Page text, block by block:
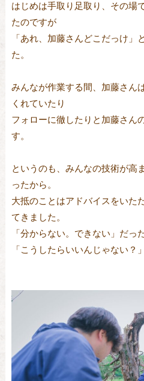
はじめは手取り足取り、その場
たのですが
「あれ、加藤さんどこだっけ」
た。
みんなが作業する間、加藤さん
くれていたり
フォローに徹したりと加藤さん
す。
というのも、みんなの技術が高
ったから。
大抵のことはアドバイスをいた
てきました。
「分からない。できない」だっ
「こうしたらいいんじゃない？